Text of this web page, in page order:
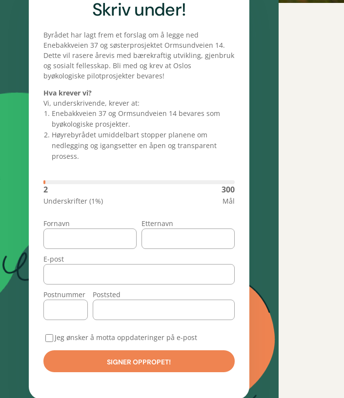
Skriv under!
Byrådet har lagt frem et forslag om å legge ned
Enebakkveien 37 og søsterprosjektet Ormsundveien 14.
Dette vil rasere årevis med bærekraftig utvikling, gjenbruk
og sosialt fellesskap. Bli med og krev at Oslos
byøkologiske pilotprosjekter bevares!
Hva krever vi?
Vi, underskrivende, krever at:
Enebakkveien 37 og Ormsundveien 14 bevares som
byøkologiske prosjekter.
Høyrebyrådet umiddelbart stopper planene om
nedlegging og igangsetter en åpen og transparent
prosess.
2
Underskrifter(1%)
300
Mål
Fornavn Etternavn
E-post
Postnummer Poststed
Jeg ønsker å motta oppdateringer på e-post
SIGNER OPPROPET!